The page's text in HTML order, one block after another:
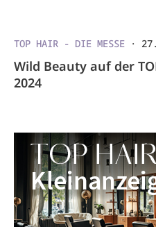
TOP HAIR - DIE MESSE ·
Wild Beauty auf der
2024